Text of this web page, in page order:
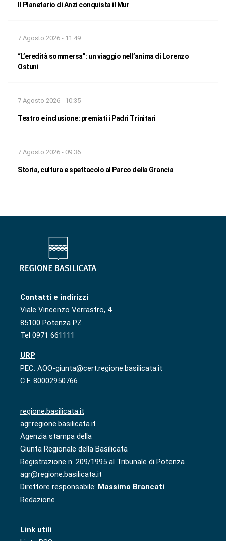
Il Planetario di Anzi conquista il Mur
7 Agosto 2026 - 11:49
“L’eredità sommersa”: un viaggio nell’anima di Lorenzo
Ostuni
7 Agosto 2026 - 10:35
Teatro e inclusione: premiati i Padri Trinitari
7 Agosto 2026 - 09:36
Storia, cultura e spettacolo al Parco della Grancia
Contatti e indirizzi
Viale Vincenzo Verrastro, 4
85100 Potenza PZ
Tel 0971 661111
URP
PEC: AOO-giunta@cert.regione.basilicata.it
C.F. 80002950766
regione.basilicata.it
agr.regione.basilicata.it
Agenzia stampa della
Giunta Regionale della Basilicata
Registrazione n. 209/1995 al Tribunale di Potenza
agr@regione.basilicata.it
Direttore responsabile: Massimo Brancati
Redazione
Link utili